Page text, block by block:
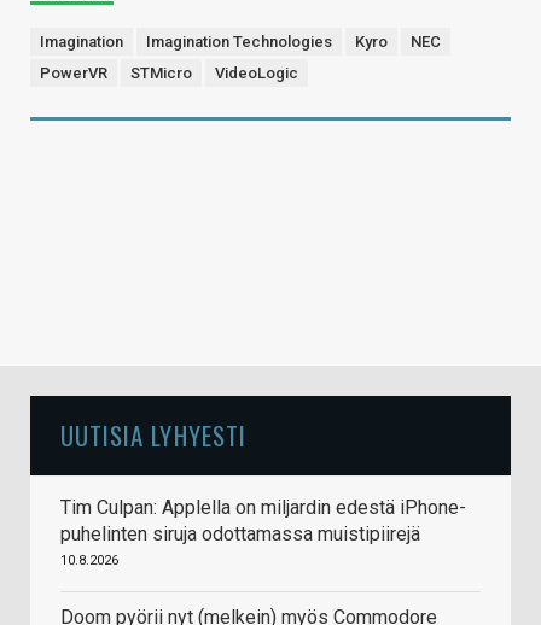
Imagination Imagination Technologies Kyro
NEC
PowerVR
STMicro VideoLogic
UUTISIA LYHYESTI
Tim Culpan: Applella on miljardin edestä iPhone-
puhelinten siruja odottamassa muistipiirejä
10.8.2026
Doom pyörii nyt (melkein) myös Commodore